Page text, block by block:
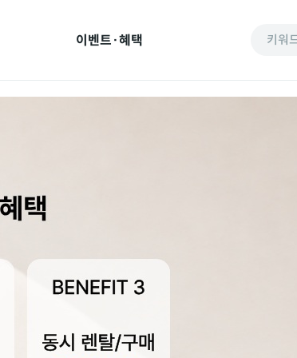
이벤트·혜택 키워